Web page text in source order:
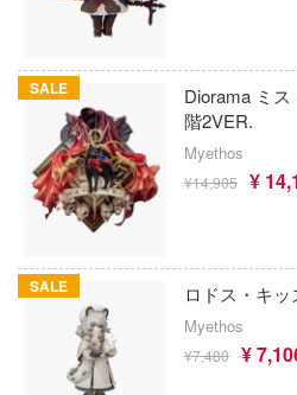
SALE
Diorama ミ
階2VER.
Myethos
¥14,905 ¥
SALE ロドス・キ
Myethos
¥7,480 ¥
アイド
あんさ
アル
AKIRA
アト
アーマ
騎士テッカマンブレード
TUNE
マン (ULTRAMAN)
やつら
プリティーダービー
艦ヤマト